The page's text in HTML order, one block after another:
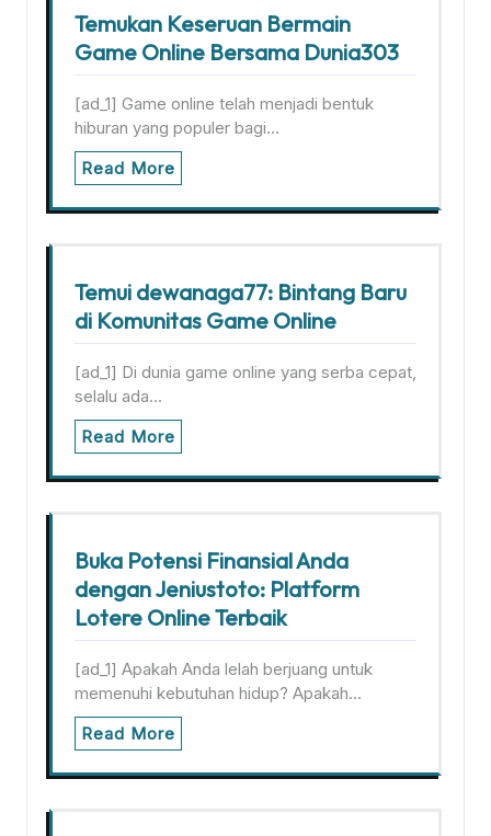
Temukan Keseruan Bermain
Game Online Bersama Dunia303
[ad_1] Game online telah menjadi bentuk
hiburan yang populer bagi…
Read More
Temui dewanaga77: Bintang Baru
di Komunitas Game Online
[ad_1] Di dunia game online yang serba cepat,
selalu ada…
Read More
Buka Potensi Finansial Anda
dengan Jeniustoto: Platform
Lotere Online Terbaik
[ad_1] Apakah Anda lelah berjuang untuk
memenuhi kebutuhan hidup? Apakah…
Read More